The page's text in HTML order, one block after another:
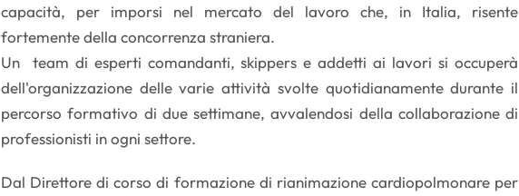
capacità, per imporsi nel mercato del lavoro che, in Italia, risente
fortemente della concorrenza straniera.
Un team di esperti comandanti, skippers e addetti ai lavori si occuperà
dell'organizzazione delle varie attività svolte quotidianamente durante il
percorso formativo di due settimane, avvalendosi della collaborazione di
professionisti in ogni settore.
Dal Direttore di corso di formazione di rianimazione cardiopolmonare per